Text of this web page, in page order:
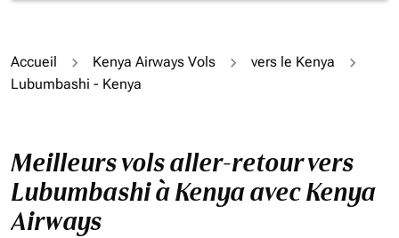
Accueil Kenya Airways Vols
vers le Kenya
Lubumbashi - Kenya
Meilleurs vols aller-retour vers
Lubumbashi à Kenya avec Kenya
Airways